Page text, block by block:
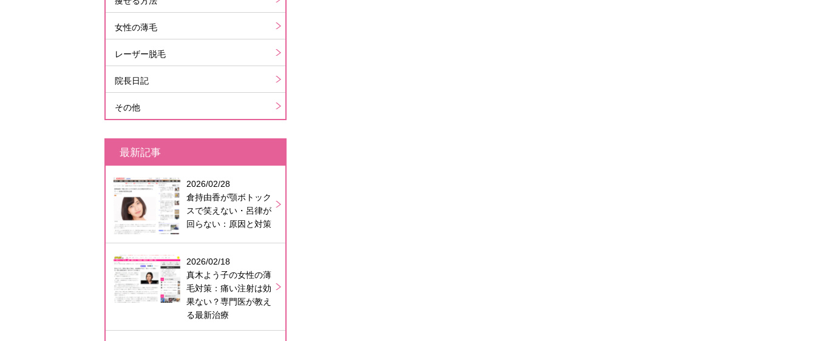
女性の薄毛
レーザー脱毛
院長日記
その他
最新記事
2026/02/28
倉持由香が顎ボトック
スで笑えない・呂律が
回らない：原因と対策
2026/02/18
真木よう子の女性の薄
毛対策：痛い注射は効
果ない？専門医が教え
る最新治療